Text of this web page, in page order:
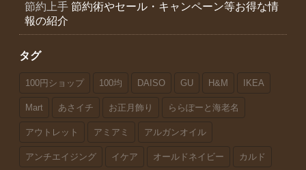
節約上手 節約術やセール・キャンペーン等お得な情
報の紹介
タグ
100円ショップ 100均 DAISO GU H&M IKEA
Mart あさイチ お正月飾り ららぽーと海老名
アウトレット アミアミ アルガンオイル
アンチエイジング イケア オールドネイビー カルド